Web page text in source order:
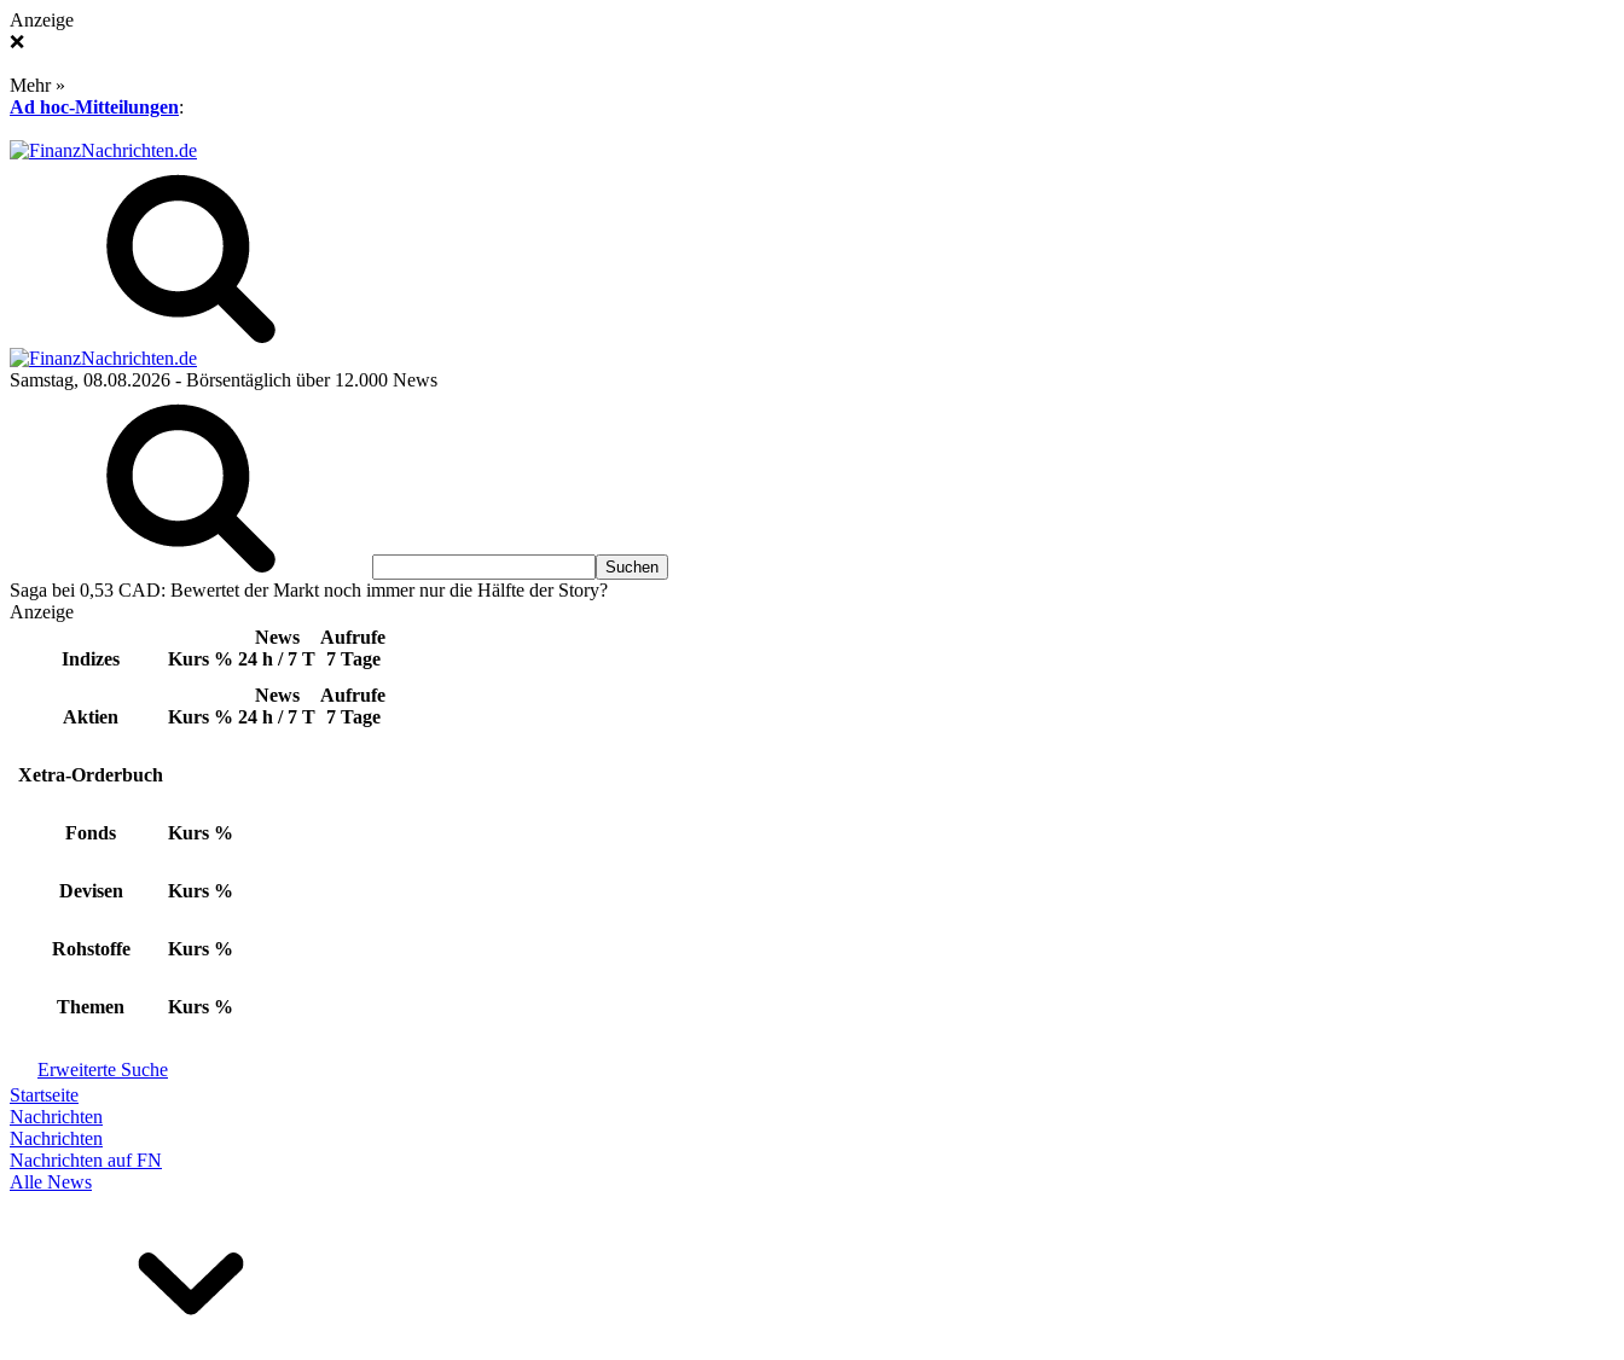
Anzeige
❌
Mehr »
Ad hoc-Mitteilungen:
Samstag, 08.08.2026 - Börsentäglich über 12.000 News
Saga bei 0,53 CAD: Bewertet der Markt noch immer nur die Hälfte der Story?
Anzeige
Indizes Kurs %
News
24 h / 7 T
Aufrufe
7 Tage
Aktien Kurs %
News
24 h / 7 T
Aufrufe
7 Tage
Xetra-Orderbuch
Fonds Kurs %
Devisen Kurs %
Rohstoffe Kurs %
Themen Kurs %
Erweiterte Suche
Startseite
Nachrichten
Nachrichten
Nachrichten auf FN
Alle News